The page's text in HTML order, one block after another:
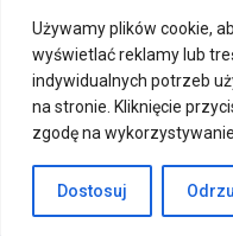
Używamy plików cookie,
wyświetlać reklamy lub
indywidualnych potrzeb
na stronie. Kliknięcie
zgodę na
Dostosuj
email:sp1jel@op.pl